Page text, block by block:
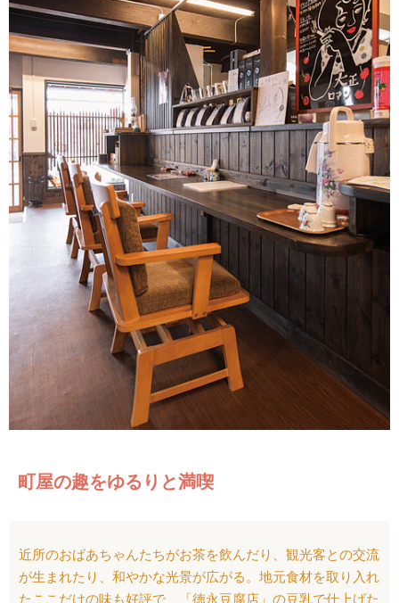
町屋の趣をゆるりと満喫
近所のおばあちゃんたちがお茶を飲んだり、観光客との交流
が生まれたり、和やかな光景が広がる。地元食材を取り入れ
たここだけの味も好評で、「徳永豆腐店」の豆乳で仕上げた